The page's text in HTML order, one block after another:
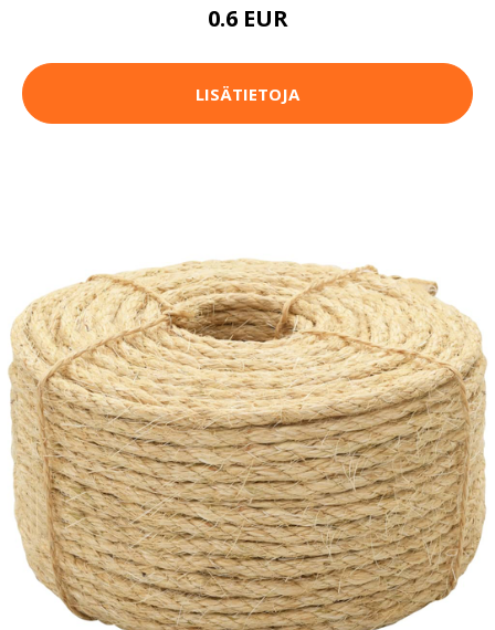
0.6 EUR
LISÄTIETOJA